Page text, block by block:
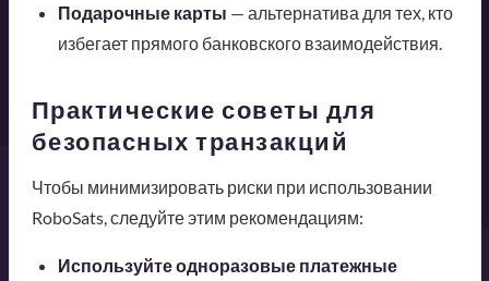
Подарочные карты — альтернатива для тех, кто
избегает прямого банковского взаимодействия.
Практические советы для
безопасных транзакций
Чтобы минимизировать риски при использовании
RoboSats, следуйте этим рекомендациям:
Используйте одноразовые платежные